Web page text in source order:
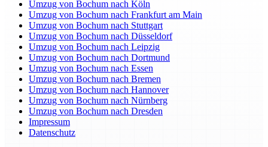
Umzug von Bochum nach Köln
Umzug von Bochum nach Frankfurt am Main
Umzug von Bochum nach Stuttgart
Umzug von Bochum nach Düsseldorf
Umzug von Bochum nach Leipzig
Umzug von Bochum nach Dortmund
Umzug von Bochum nach Essen
Umzug von Bochum nach Bremen
Umzug von Bochum nach Hannover
Umzug von Bochum nach Nürnberg
Umzug von Bochum nach Dresden
Impressum
Datenschutz